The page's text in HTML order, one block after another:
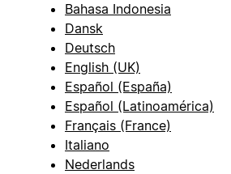
Bahasa Indonesia
Dansk
Deutsch
English (UK)
Español (España)
Español (Latinoamérica)
Français (France)
Italiano
Nederlands